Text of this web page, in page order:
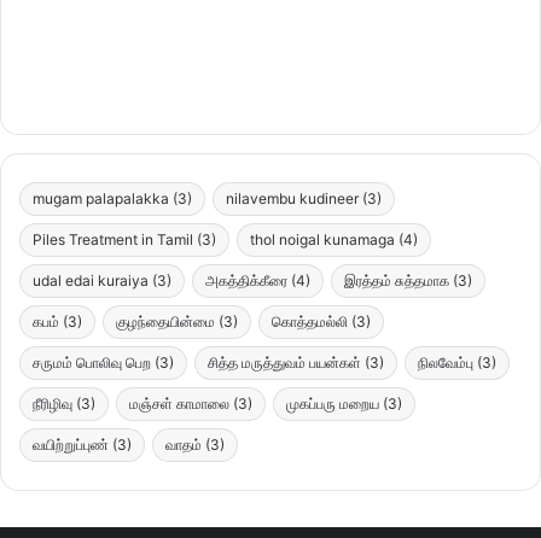
mugam palapalakka (3) nilavembu kudineer (3)
Piles Treatment in Tamil (3) thol noigal kunamaga (4)
udal edai kuraiya (3) அகத்திக்கீரை (4) இரத்தம் சுத்தமாக (3)
கபம் (3) குழந்தையின்மை (3) கொத்தமல்லி (3)
சருமம் பொலிவு பெற (3) சித்த மருத்துவம் பயன்கள் (3) நிலவேம்பு (3)
நீரிழிவு (3) மஞ்சள் காமாலை (3) முகப்பரு மறைய (3)
வயிற்றுப்புண் (3) வாதம் (3)